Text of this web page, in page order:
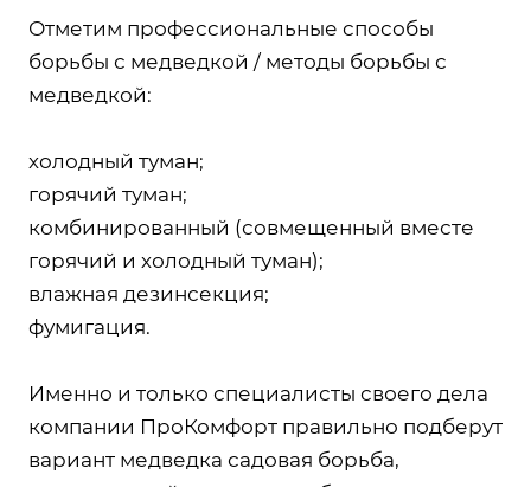
Отметим профессиональные способы
борьбы с медведкой / методы борьбы с
медведкой:
холодный туман;
горячий туман;
комбинированный (совмещенный вместе
горячий и холодный туман);
влажная дезинсекция;
фумигация.
Именно и только специалисты своего дела
компании ПроКомфорт правильно подберут
вариант медведка садовая борьба,